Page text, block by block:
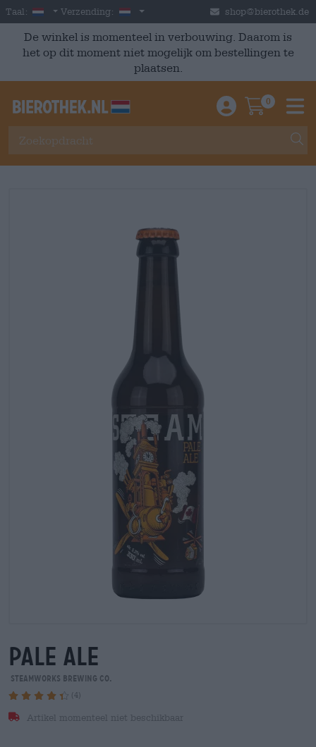
Skip to main content
Taal: Dutch
Verzending: Nederland shop@bierothek.de
De winkel is momenteel in verbouwing. Daarom is
het op dit moment niet mogelijk om bestellingen te
plaatsen.
Einloggen /
0
pale ale
Steamworks Brewing Co.
(4)
Artikel momenteel niet beschikbaar